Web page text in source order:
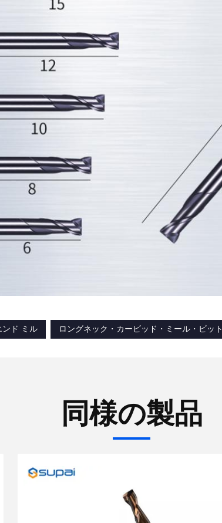
ンド ミル ロングネック・カービッド・ミール・ビット
同様の製品